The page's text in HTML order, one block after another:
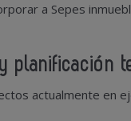
a Sepes
planificación
actualmente en